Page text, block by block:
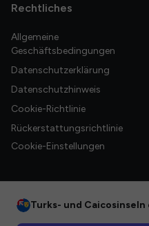
Rechtliches
Allgemeine
Geschäftsbedingungen
Datenschutzerklärung
Datenschutzhinweis
Cookie-Richtlinie
Rückerstattungsrichtlinie
Cookie-Einstellungen
Turks- und Caicosinseln